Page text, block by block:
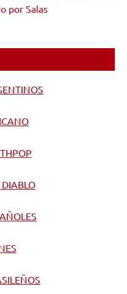
por Salas